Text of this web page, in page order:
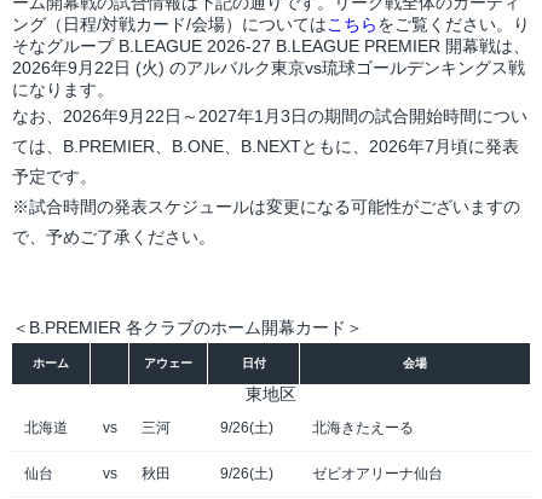
ング（日程/対戦カード/会場）についてはこちらをご覧ください。り
そなグループ B.LEAGUE 2026-27 B.LEAGUE PREMIER 開幕戦は、
2026年9月22日 (火) のアルバルク東京vs琉球ゴールデンキングス戦
になります。
なお、2026年9月22日～2027年1月3日の期間の試合開始時間につい
ては、B.PREMIER、B.ONE、B.NEXTともに、2026年7月頃に発表
予定です。
※試合時間の発表スケジュールは変更になる可能性がございますの
で、予めご了承ください。
＜B.PREMIER 各クラブのホーム開幕カード＞
ホーム アウェー 日付 会場
東地区
北海道 vs 三河 9/26(土) 北海きたえーる
仙台 vs 秋田 9/26(土) ゼビオアリーナ仙台